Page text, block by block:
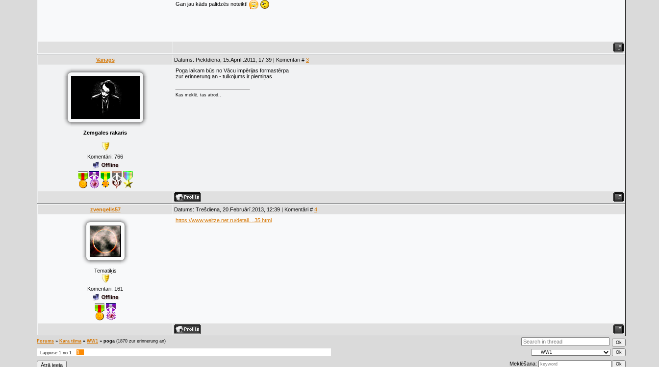
Gan jau kāds palīdzēs noteikt!
Vanags Datums: Piektdiena, 15.Aprīlī.2011, 17:39 | Komentāri # 3
Zemgales rakaris
Komentāri: 766
Poga laikam būs no Vācu impērijas formastērpa
zur erinnerung an - tulkojums ir piemiņas
Kas meklē, tas atrod..
zvengelis57 Datums: Trešdiena, 20.Februārī.2013, 12:39 | Komentāri # 4
Tematiķis
Komentāri: 161
https://www.weitze.net.ru/detail....35.html
Forums » Kara tēma » WW1 » poga (1870 zur erinnerung an)
Lappuse 1 no 1
1
Meklēšana: